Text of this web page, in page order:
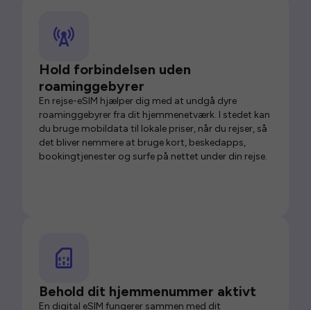
Hold forbindelsen uden
roaminggebyrer
En rejse-eSIM hjælper dig med at undgå dyre
roaminggebyrer fra dit hjemmenetværk. I stedet kan
du bruge mobildata til lokale priser, når du rejser, så
det bliver nemmere at bruge kort, beskedapps,
bookingtjenester og surfe på nettet under din rejse.
Behold dit hjemmenummer aktivt
En digital eSIM fungerer sammen med dit